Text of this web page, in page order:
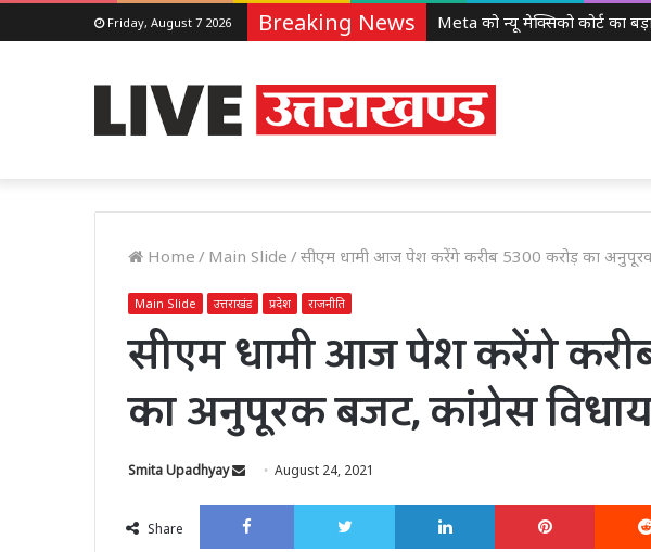
Friday, August 7 2026 Breaking News
Home / Main Slide /सीएम धामी आज पेश करेंगे करीब 5300 करोड़ का
Main Slide उत्तराखंड प्रदेश राजनीति
सीएम धामी आज पेश करेंगे
का अनुपूरक बजट, कांग्रेस
Smita Upadhyay
Send
email
August 24, 2021
Share
Facebook Twitter LinkedIn